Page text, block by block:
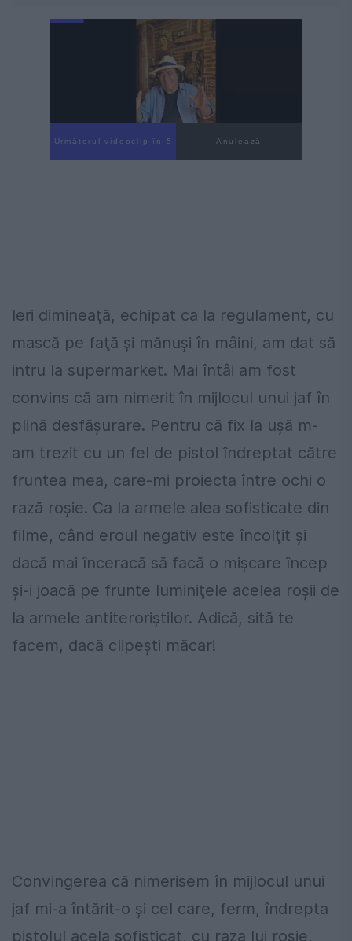
Următorul videoclip în 4 Anulează
Ieri dimineaţă, echipat ca la regulament, cu
mască pe faţă şi mănuşi în mâini, am dat să
intru la supermarket. Mai întâi am fost
convins că am nimerit în mijlocul unui jaf în
plină desfăşurare. Pentru că fix la uşă m-
am trezit cu un fel de pistol îndreptat către
fruntea mea, care-mi proiecta între ochi o
rază roşie. Ca la armele alea sofisticate din
filme, când eroul negativ este încolţit şi
dacă mai înceracă să facă o mişcare încep
şi-i joacă pe frunte luminiţele acelea roşii de
la armele antiteroriştilor. Adică, sită te
facem, dacă clipeşti măcar!
Convingerea că nimerisem în mijlocul unui
jaf mi-a întărit-o şi cel care, ferm, îndrepta
pistolul acela sofisticat, cu raza lui roşie,